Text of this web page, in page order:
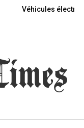
Véhicules